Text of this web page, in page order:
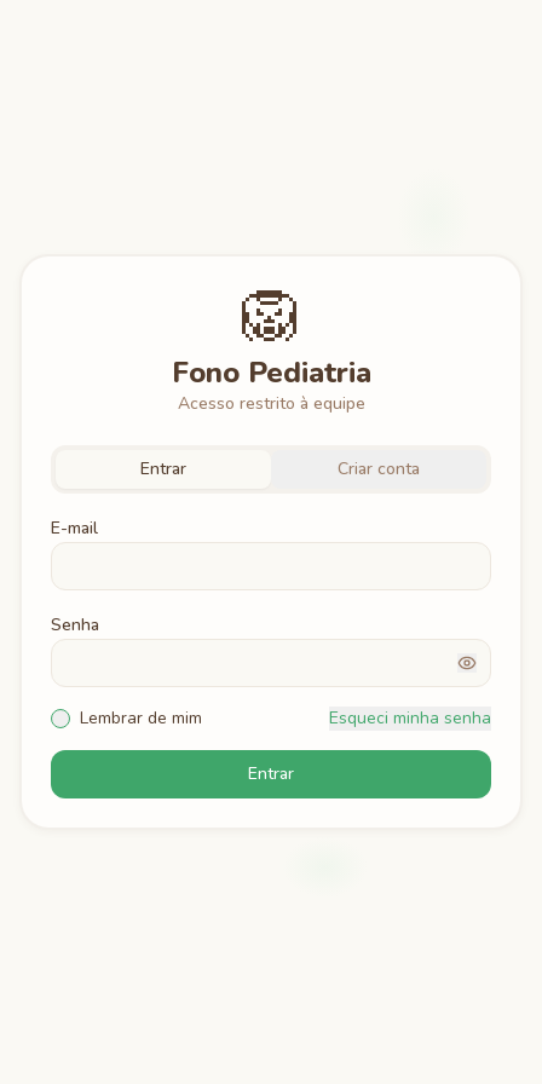
🦁
Fono Pediatria
Acesso restrito à equipe
Entrar Criar conta
E-mail
Senha
Lembrar de mim Esqueci minha senha
Entrar